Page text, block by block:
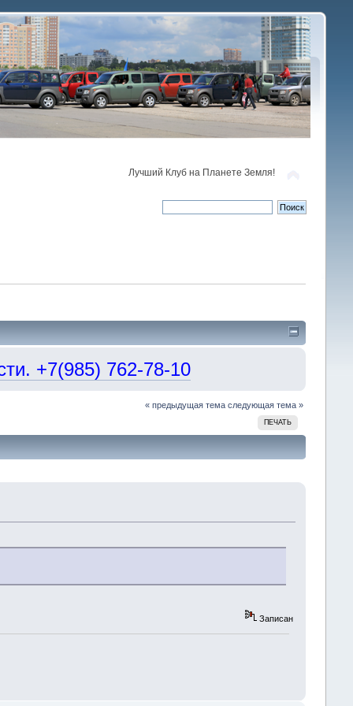
Лучший Клуб на Планете Земля!
+7(985) 762-78-10
« предыдущая тема следующая тема »
ПЕЧАТЬ
Записан